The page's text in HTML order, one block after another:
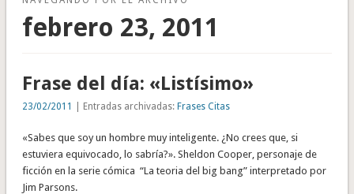
febrero 23, 2011
Frase del día: «Listísimo»
23/02/2011 | Entradas archivadas: Frases Citas
«Sabes que soy un hombre muy inteligente. ¿No crees que, si
estuviera equivocado, lo sabría?». Sheldon Cooper, personaje de
ficción en la serie cómica “La teoria del big bang” interpretado por
Jim Parsons.